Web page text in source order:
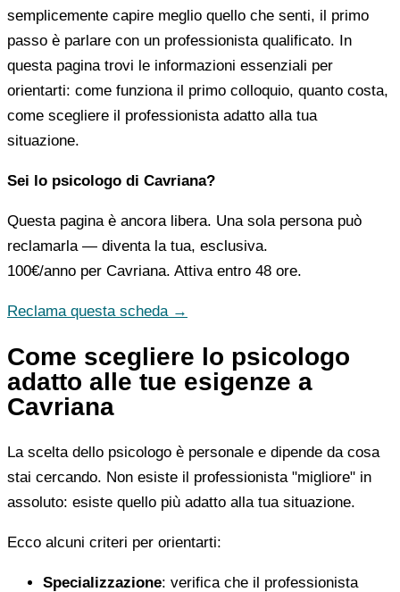
semplicemente capire meglio quello che senti, il primo
passo è parlare con un professionista qualificato. In
questa pagina trovi le informazioni essenziali per
orientarti: come funziona il primo colloquio, quanto costa,
come scegliere il professionista adatto alla tua
situazione.
Sei lo psicologo di Cavriana?
Questa pagina è ancora libera. Una sola persona può
reclamarla — diventa la tua, esclusiva.
100€/anno per Cavriana. Attiva entro 48 ore.
Reclama questa scheda →
Come scegliere lo psicologo
adatto alle tue esigenze a
Cavriana
La scelta dello psicologo è personale e dipende da cosa
stai cercando. Non esiste il professionista "migliore" in
assoluto: esiste quello più adatto alla tua situazione.
Ecco alcuni criteri per orientarti:
Specializzazione: verifica che il professionista